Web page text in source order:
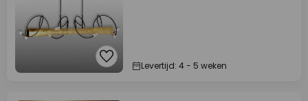
Levertijd: 4 - 5 weken